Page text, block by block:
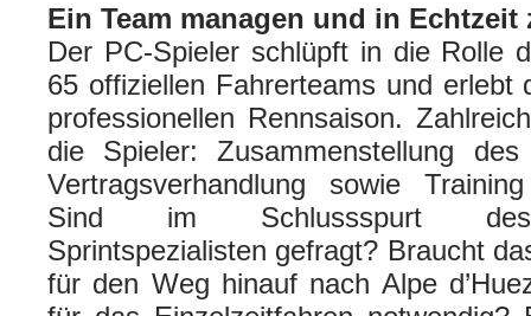
Ein Team managen und in
Der PC-Spieler schlüpft in die Rolle
65 offiziellen Fahrerteams und erlebt
professionellen Rennsaison.
die Spieler: Zusammenstellung
Vertragsverhandlung sowie
Sind im Schlussspurt des
Sprintspezialisten gefragt? Braucht
für den Weg hinauf nach Alpe